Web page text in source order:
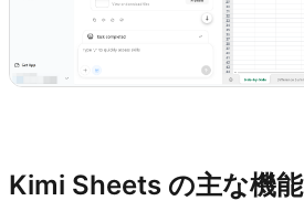
Kimi Sheets の主な機能